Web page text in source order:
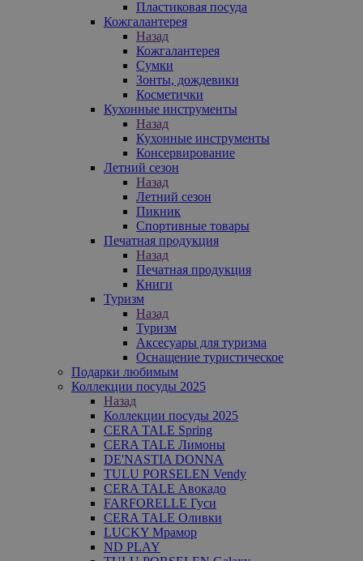
Пластиковая посуда
Кожгалантерея
Назад
Кожгалантерея
Сумки
Зонты, дождевики
Косметички
Кухонные инструменты
Назад
Кухонные инструменты
Консервирование
Летний сезон
Назад
Летний сезон
Пикник
Спортивные товары
Печатная продукция
Назад
Печатная продукция
Книги
Туризм
Назад
Туризм
Аксесуары для туризма
Оснащение туристическое
Подарки любимым
Коллекции посуды 2025
Назад
Коллекции посуды 2025
CERA TALE Spring
CERA TALE Лимоны
DE'NASTIA DONNA
TULU PORSELEN Vendy
CERA TALE Авокадо
FARFORELLE Гуси
CERA TALE Оливки
LUCKY Мрамор
ND PLAY